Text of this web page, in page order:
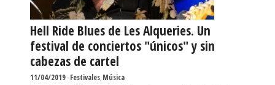
Hell Ride Blues de Les Alqueries. Un
festival de conciertos "únicos" y sin
cabezas de cartel
11/04/2019-Festivales,Música